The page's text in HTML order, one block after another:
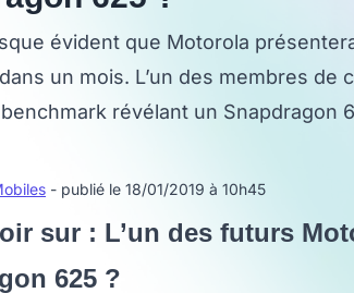
évident que Motorola
un mois. L’un des membres
benchmark révélant un Snapdragon
- publié le 18/01/2019 à 10h45
sur : L’un des futurs
625 ?